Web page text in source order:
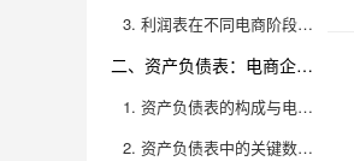
3. 利润表在不同电商阶段的实际应用场景
二、资产负债表：电商企业资金结构与风险把控
1. 资产负债表的构成与电商行业特殊性
2. 资产负债表中的关键数据与决策逻辑